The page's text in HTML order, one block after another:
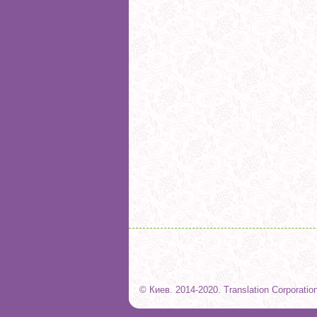
© Киев. 2014-2020. Translation